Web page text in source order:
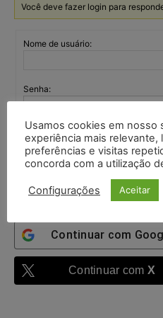
Você deve fazer login para
Nome de usuário:
Senha:
Mantenha-me
autenticado
Continuar com
Continuar com X
Usamos cookies em nosso
experiência mais relevante,
preferências e visitas
concorda com a utilização
Configurações Aceitar